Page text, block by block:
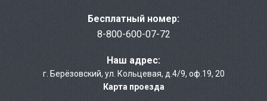
Бесплатный номер:
8-800-600-07-72
Наш адрес:
г. Берёзовcкий,ул. Кольцевая, д.4/9,оф.19, 20
Карта проезда